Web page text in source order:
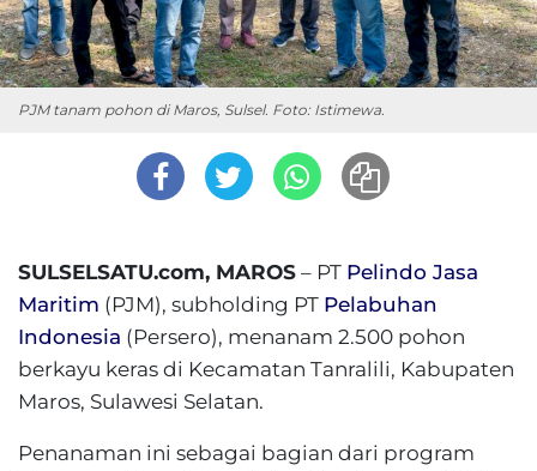
PJM tanam pohon di Maros, Sulsel. Foto: Istimewa.
SULSELSATU.com, MAROS – PT Pelindo Jasa
Maritim (PJM), subholding PT Pelabuhan
Indonesia (Persero), menanam 2.500 pohon
berkayu keras di Kecamatan Tanralili, Kabupaten
Maros, Sulawesi Selatan.
Penanaman ini sebagai bagian dari program